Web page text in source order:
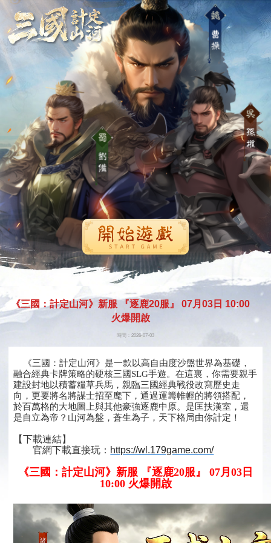
開始遊
戲
《三國：計定山河》新服 『逐鹿20服』 07月03日 10:00
火爆開啟
時間：2026-07-03
《三國：計定山河》是一款以高自由度沙盤世界為基礎，
融合經典卡牌策略的硬核三國SLG手遊。在這裏，你需要親手
建設封地以積蓄糧草兵馬，親臨三國經典戰役改寫歷史走
向，更要將名將謀士招至麾下，通過運籌帷幄的將領搭配，
於百萬格的大地圖上與其他豪強逐鹿中原。是匡扶漢室，還
是自立為帝？山河為盤，蒼生為子，天下格局由你計定！
【下載連結】
官網下載直接玩： https://wl.179game.com/
《三國：計定山河》新服 『逐鹿20服』 07月03日
10:00 火爆開啟